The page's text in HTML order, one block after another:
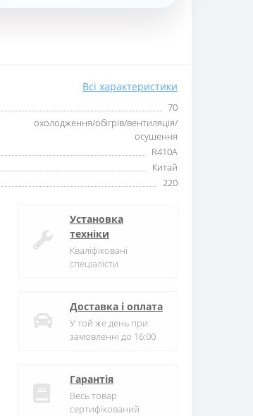
Всі характеристики
70
охолодження/обігрів/вентиляція/
осушення
R410А
Китай
220
Установка
техніки
Кваліфіковані
спеціалісти
Доставка і оплата
У той же день при
замовленні до 16:00
Гарантія
Весь товар
сертифікований